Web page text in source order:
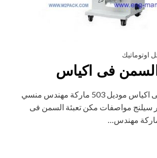
اوتوماتيك
فى اكياس
مكن تعبئة السمن فى اكياس موديل 503 ماركة مهندس منسي
سيلنج مواصفات مكن تعبئة السمن فى